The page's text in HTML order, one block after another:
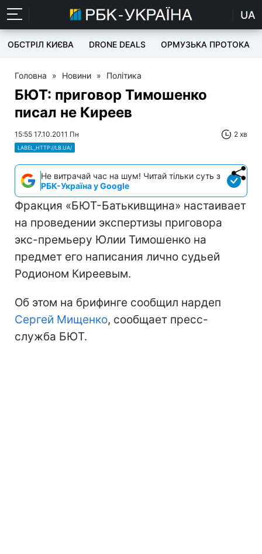
UA
ОБСТРІЛ КИЄВА DRONE DEALS ОРМУЗЬКА ПРОТОКА
Головна » Новини » Політика
БЮТ: приговор Тимошенко
писал не Киреев
15:55 17.10.2011 Пн 2 хв
LABEL_HTTP://LB.UA/
Не витрачай час на шум! Читай тільки суть з
РБК-Україна у Google
Фракция «БЮТ-Батькивщина» настаивает
на проведении экспертизы приговора
экс-премьеру Юлии Тимошенко на
предмет его написания лично судьей
Родионом Киреевым.
Об этом на брифинге сообщил нардеп
Сергей Мищенко, сообщает пресс-
служба БЮТ.